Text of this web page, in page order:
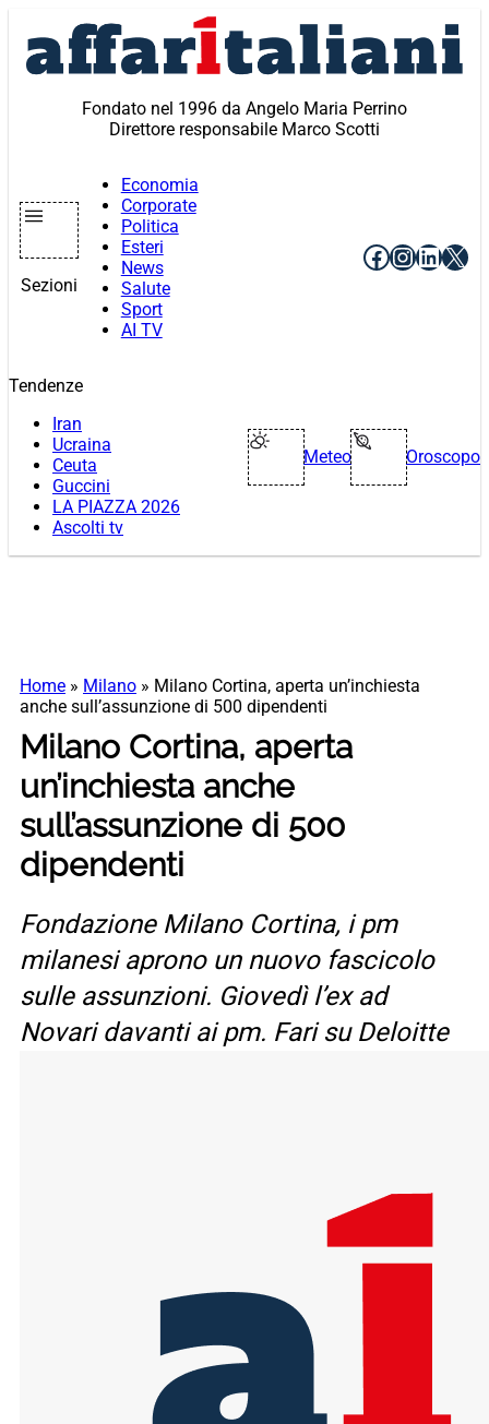
contenuto
Fondato nel 1996 da Angelo Maria Perrino
Direttore responsabile Marco Scotti
Sezioni
Economia
Corporate
Politica
Esteri
News
Salute
Sport
AI TV
Facebook
X
Tendenze
Iran
Ucraina
Ceuta
Guccini
LA PIAZZA 2026
Ascolti tv
Meteo Oroscopo
Home » Milano » Milano Cortina, aperta un’inchiesta
anche sull’assunzione di 500 dipendenti
Milano Cortina, aperta
un’inchiesta anche
sull’assunzione di 500
dipendenti
Fondazione Milano Cortina, i pm
milanesi aprono un nuovo fascicolo
sulle assunzioni. Giovedì l’ex ad
Novari davanti ai pm. Fari su Deloitte